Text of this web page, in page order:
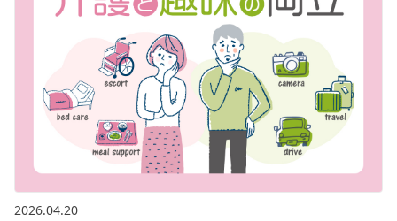
2026.04.20